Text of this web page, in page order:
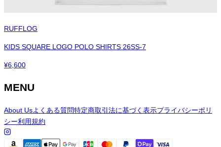
RUFFLOG
KIDS SQUARE LOGO POLO SHIRTS 26SS-7
¥6,600
MENU
About Usよくある質問特定商取引法に基づく表示プライバシーポリ
シー利用規約